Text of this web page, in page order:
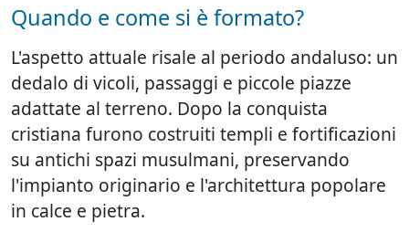
Quando e come si è formato?
L'aspetto attuale risale al periodo andaluso: un
dedalo di vicoli, passaggi e piccole piazze
adattate al terreno. Dopo la conquista
cristiana furono costruiti templi e fortificazioni
su antichi spazi musulmani, preservando
l'impianto originario e l'architettura popolare
in calce e pietra.